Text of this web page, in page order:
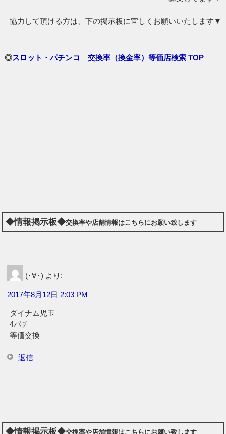
協力して頂ける方は、下の掲示板に宜しくお願いいたします▼
◎スロット・パチンコ 交換率（換金率）等価店検索 TOP
◆情報掲示板◆交換率や店舗情報はこちらにお願い致します
(･∀･) より:
2017年8月12日 2:03 PM
ダイナム児玉
4パチ
等価交換
返信
◆情報掲示板◆交換率や店舗情報はこちらにお願い致します